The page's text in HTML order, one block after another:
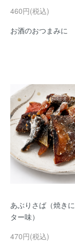
460円(税込)
お酒のおつまみに
あぶりさば（焼き
ター味）
470円(税込)